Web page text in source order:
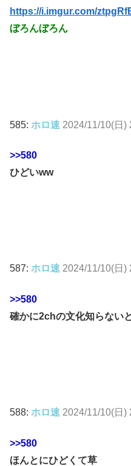
https://i.imgur.com/
ぼろんぼろん
585: ホロ速 2024/11/10(日)
>>580
ひどいww
587: ホロ速 2024/11/10(日)
>>580
確かに2chの文化知らない
588: ホロ速 2024/11/10(日)
>>580
ほんとにひどくて草